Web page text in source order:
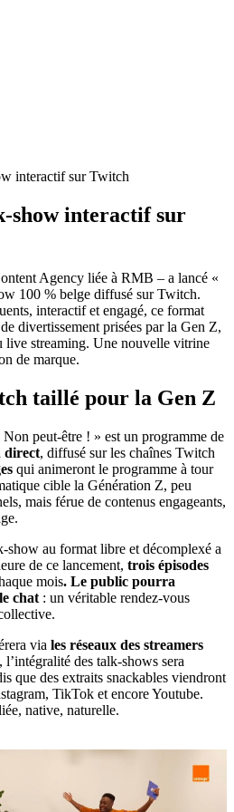
interactif sur Twitch
show interactif sur
Agency liée à RMB – a lancé «
100 % belge diffusé sur Twitch.
interactif et engagé, ce format
divertissement prisées par la Gen Z,
live streaming. Une nouvelle vitrine
de marque.
taillé pour la Gen Z
peut-être ! » est un programme de
direct, diffusé sur les chaînes Twitch
qui animeront le programme à tour
cible la Génération Z, peu
mais férue de contenus engageants,
show au format libre et décomplexé a
de ce lancement, trois épisodes
mois. Le public pourra
chat : un véritable rendez-vous
via les réseaux des streamers
des talk-shows sera
que des extraits snackables viendront
TikTok et encore Youtube.
native, naturelle.